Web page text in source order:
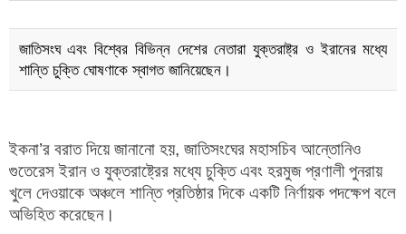
জাতিসংঘ এবং বিশ্বের বিভিন্ন দেশের নেতারা যুক্তরাষ্ট্র ও ইরানের মধ্যে
শান্তি চুক্তি ঘোষণাকে স্বাগত জানিয়েছেন।
ইকনা’র বরাত দিয়ে জানানো হয়, জাতিসংঘের মহাসচিব আন্তোনিও
গুতেরেস ইরান ও যুক্তরাষ্ট্রের মধ্যে চুক্তি এবং হরমুজ প্রণালী পুনরায়
খুলে দেওয়াকে অঞ্চলে শান্তি প্রতিষ্ঠার দিকে একটি নির্ণায়ক পদক্ষেপ বলে
অভিহিত করেছেন।